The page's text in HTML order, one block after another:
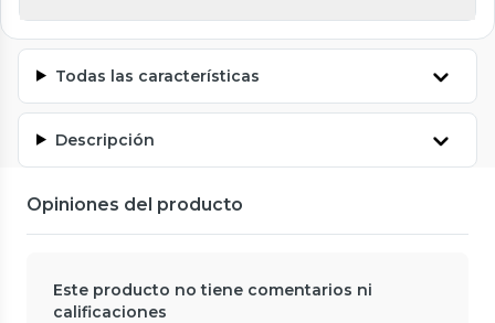
Todas las características
Descripción
Opiniones del producto
Este producto no tiene comentarios ni
calificaciones